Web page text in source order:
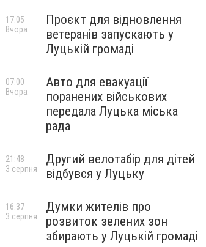
Проєкт для відновлення
ветеранів запускають у
Луцькій громаді
17:05
Вчора
Авто для евакуації
поранених військових
передала Луцька міська
рада
07:00
Вчора
Другий велотабір для дітей
відбувся у Луцьку
21:48
3 серпня
Думки жителів про
розвиток зелених зон
збирають у Луцькій громаді
16:37
3 серпня